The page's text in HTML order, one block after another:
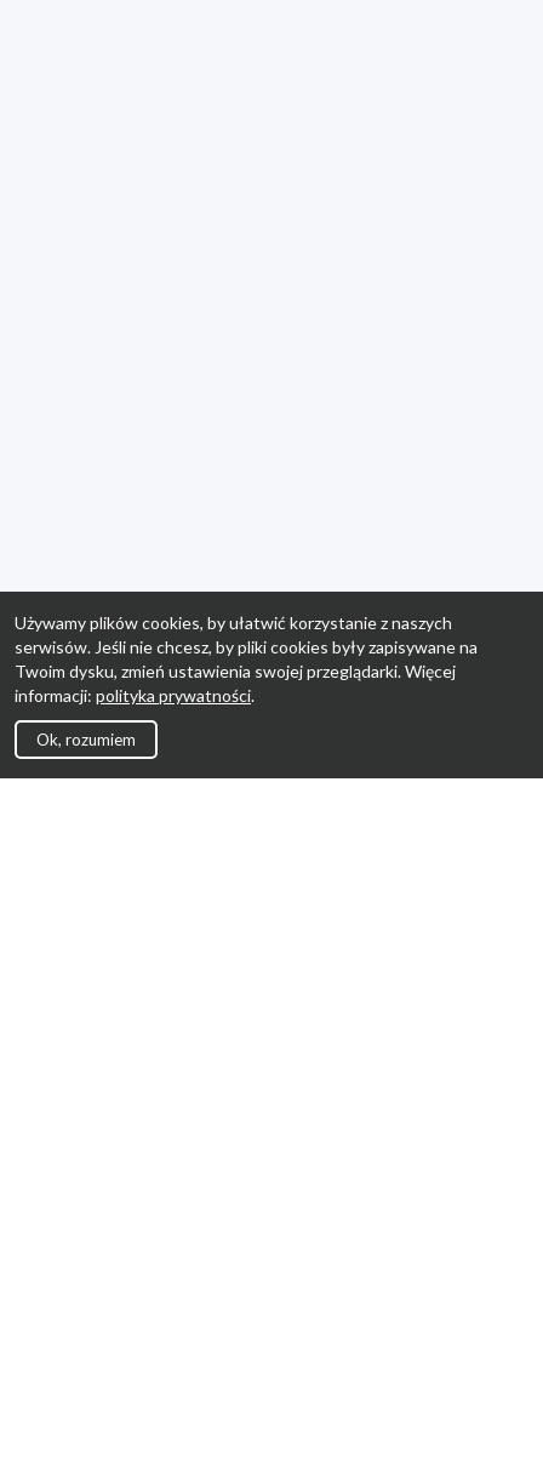
Używamy plików cookies, by ułatwić korzystanie z naszych
serwisów. Jeśli nie chcesz, by pliki cookies były zapisywane na
Twoim dysku, zmień ustawienia swojej przeglądarki. Więcej
informacji: polityka prywatności.
Ok, rozumiem